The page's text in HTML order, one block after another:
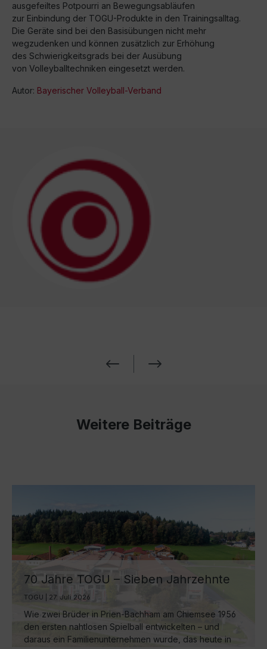
ausgefeiltes Potpourri an Bewegungsabläufen
zur Einbindung der TOGU-Produkte in den Trainingsalltag.
Die Geräte sind bei den Basisübungen nicht mehr
wegzudenken und können zusätzlich zur Erhöhung
des Schwierigkeitsgrads bei der Ausübung
von Volleyballtechniken eingesetzt werden.
Autor: Bayerischer Volleyball-Verband
Weitere Beiträge
70 Jahre TOGU – Sieben Jahrzehnte
Ball-Manufaktur am Chiemsee
TOGU | 27. Juli 2026
Wie zwei Brüder in Prien-Bachham am Chiemsee 1956
den ersten nahtlosen Spielball entwickelten – und
daraus ein Familienunternehmen wurde, das heute in